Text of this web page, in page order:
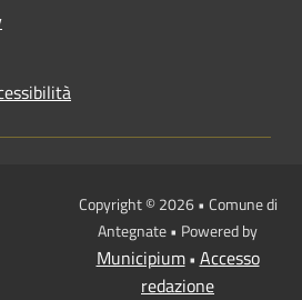
Copyright © 2026 • Comune di
Antegnate • Powered by
Municipium• Accesso
redazione